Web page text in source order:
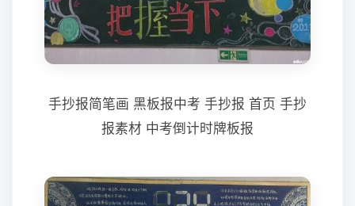
手抄报简笔画 黑板报中考 手抄报 首页 手抄
报素材 中考倒计时牌板报